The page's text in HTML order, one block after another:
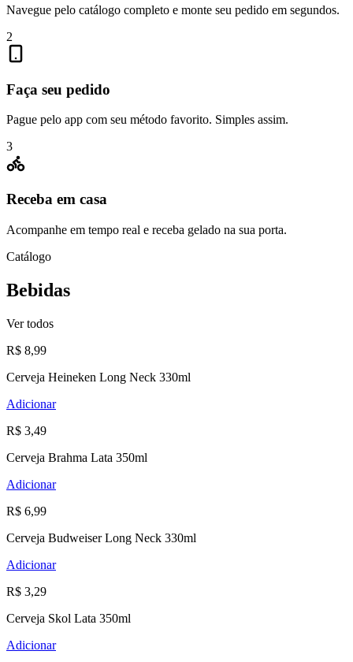
Navegue pelo catálogo completo e monte seu pedido em segundos.
2
Faça seu pedido
Pague pelo app com seu método favorito. Simples assim.
3
Receba em casa
Acompanhe em tempo real e receba gelado na sua porta.
Catálogo
Bebidas
Ver todos
R$ 8,99
Cerveja Heineken Long Neck 330ml
Adicionar
R$ 3,49
Cerveja Brahma Lata 350ml
Adicionar
R$ 6,99
Cerveja Budweiser Long Neck 330ml
Adicionar
R$ 3,29
Cerveja Skol Lata 350ml
Adicionar